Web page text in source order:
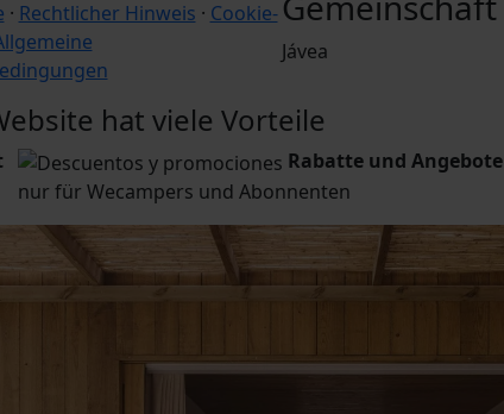
· Rechtlicher Hinweis · Cookie-
Jávea
hat viele Vorteile
Rabatte und Angebote
nur für Wecampers und Abonnenten